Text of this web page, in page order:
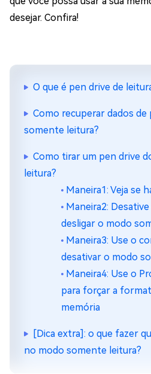
desejar. Confira!
O que é pen drive de
Como recuperar dados
somente leitura?
Como tirar um pen drive
leitura?
Maneira1: Veja se
Maneira2:
desligar o modo
Maneira3: Use o
desativar o modo
Maneira4: Use o
para forçar a
memória
[Dica extra]: o que fazer
no modo somente leitura?